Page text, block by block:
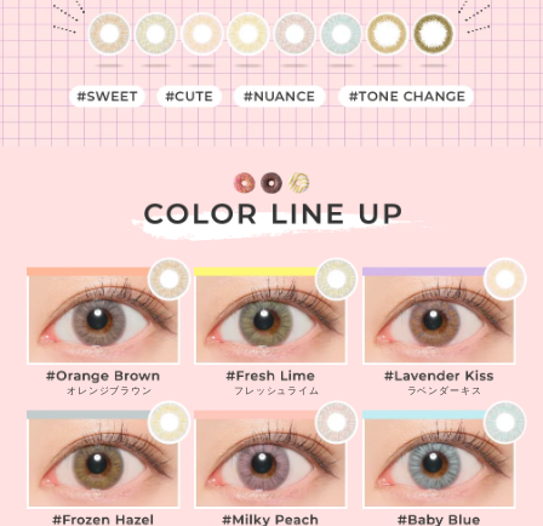
オレンジブラウン フレッシュライム ラベンダーキス